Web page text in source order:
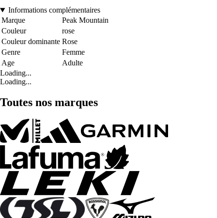
Informations complémentaires
Marque
Peak Mountain
Couleur
rose
Couleur dominante Rose
Genre
Femme
Age
Adulte
Loading...
Loading...
Toutes nos marques